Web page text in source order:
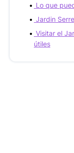
Lo que
Jardin
Visitar el
útiles